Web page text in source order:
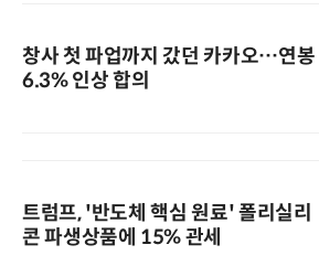
창사 첫 파업까지 갔던 카카오…연봉
6.3% 인상 합의
트럼프, '반도체 핵심 원료' 폴리실리
콘 파생상품에 15% 관세